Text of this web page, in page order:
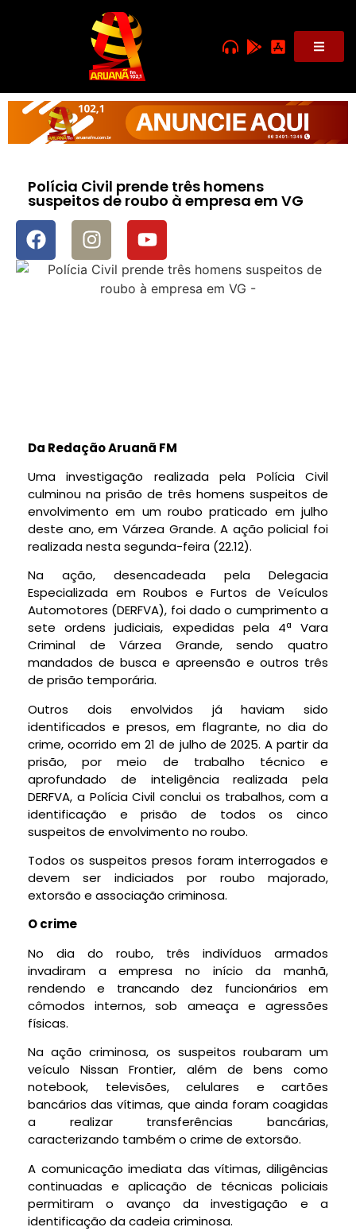
Polícia Civil prende três homens
suspeitos de roubo à empresa em VG
Da Redação Aruanã FM
Uma investigação realizada pela Polícia Civil
culminou na prisão de três homens suspeitos de
envolvimento em um roubo praticado em julho
deste ano, em Várzea Grande. A ação policial foi
realizada nesta segunda-feira (22.12).
Na ação, desencadeada pela Delegacia
Especializada em Roubos e Furtos de Veículos
Automotores (DERFVA), foi dado o cumprimento a
sete ordens judiciais, expedidas pela 4ª Vara
Criminal de Várzea Grande, sendo quatro
mandados de busca e apreensão e outros três
de prisão temporária.
Outros dois envolvidos já haviam sido
identificados e presos, em flagrante, no dia do
crime, ocorrido em 21 de julho de 2025. A partir da
prisão, por meio de trabalho técnico e
aprofundado de inteligência realizada pela
DERFVA, a Polícia Civil conclui os trabalhos, com a
identificação e prisão de todos os cinco
suspeitos de envolvimento no roubo.
Todos os suspeitos presos foram interrogados e
devem ser indiciados por roubo majorado,
extorsão e associação criminosa.
O crime
No dia do roubo, três indivíduos armados
invadiram a empresa no início da manhã,
rendendo e trancando dez funcionários em
cômodos internos, sob ameaça e agressões
físicas.
Na ação criminosa, os suspeitos roubaram um
veículo Nissan Frontier, além de bens como
notebook, televisões, celulares e cartões
bancários das vítimas, que ainda foram coagidas
a realizar transferências bancárias,
caracterizando também o crime de extorsão.
A comunicação imediata das vítimas, diligências
continuadas e aplicação de técnicas policiais
permitiram o avanço da investigação e a
identificação da cadeia criminosa.